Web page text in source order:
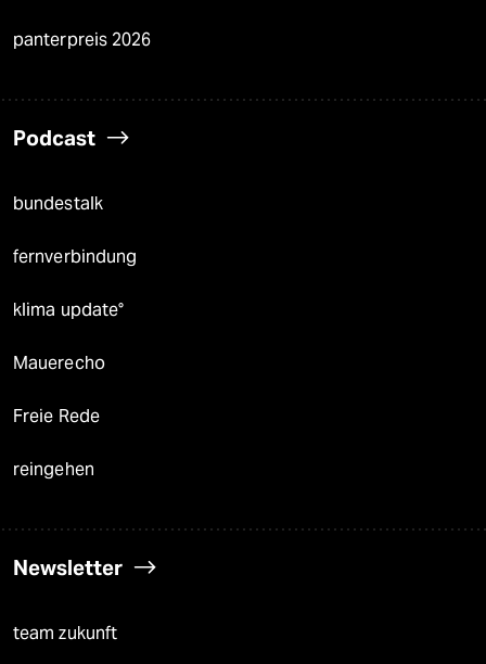
panterpreis 2026
Podcast
bundestalk
fernverbindung
klima update°
Mauerecho
Freie Rede
reingehen
Newsletter
team zukunft